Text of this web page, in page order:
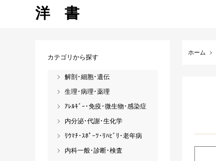
洋書
ホーム
カテゴリから探す
解剖･細胞･遺伝
生理･病理･薬理
ｱﾚﾙｷﾞｰ･免疫･微生物･感染症
内分泌･代謝･生化学
ﾘｳﾏﾁ･ｽﾎﾟｰﾂ･ﾘﾊﾋﾞﾘ･老年病
内科一般･診断･検査